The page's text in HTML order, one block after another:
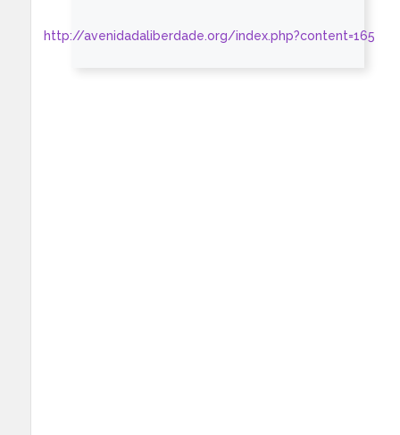
http://avenidadaliberdade.org/index.php?content=165